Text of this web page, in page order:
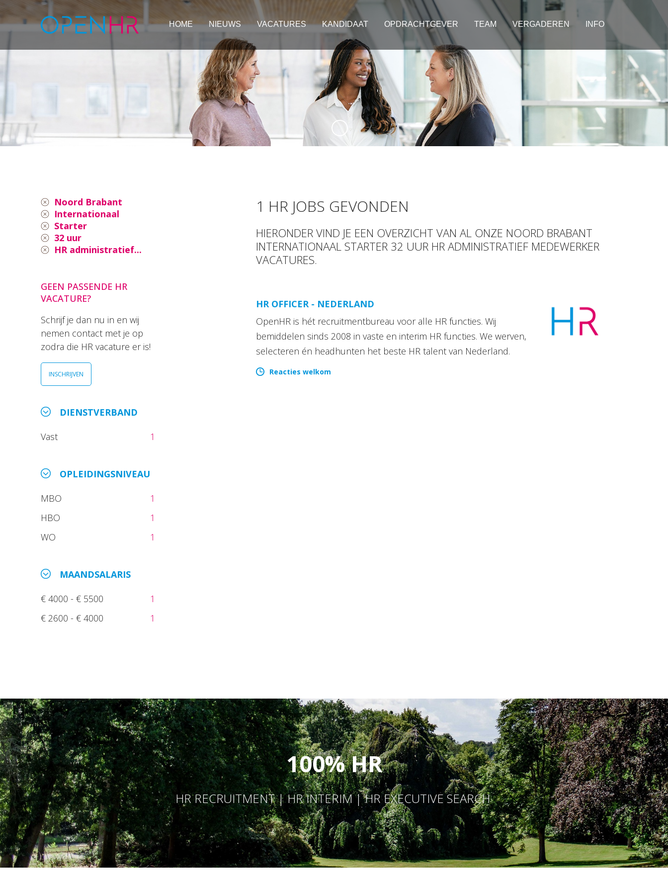
HOME NIEUWS VACATURES KANDIDAAT OPDRACHTGEVER TEAM VERGADEREN INFO
Noord Brabant
Internationaal
Starter
32 uur
HR administratief...
GEEN PASSENDE HR
VACATURE?
Schrijf je dan nu in en wij
nemen contact met je op
zodra die HR vacature er is!
INSCHRIJVEN
DIENSTVERBAND
Vast 1
OPLEIDINGSNIVEAU
MBO
1
HBO
1
WO
1
MAANDSALARIS
€ 4000 - € 5500
1
€ 2600 - € 4000
1
1 HR JOBS GEVONDEN
HIERONDER VIND JE EEN OVERZICHT VAN AL ONZE NOORD BRABANT
INTERNATIONAAL STARTER 32 UUR HR ADMINISTRATIEF MEDEWERKER
VACATURES.
HR OFFICER - NEDERLAND
OpenHR is hét recruitmentbureau voor alle HR functies. Wij
bemiddelen sinds 2008 in vaste en interim HR functies. We werven,
selecteren én headhunten het beste HR talent van Nederland.
Reacties welkom
100% HR
HR RECRUITMENT | HR INTERIM | HR EXECUTIVE SEARCH